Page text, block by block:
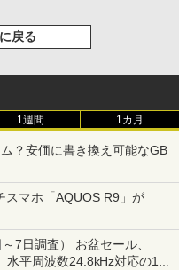
戻る
1週間 1カ月
？安価に書き換え可能なGB
スマホ「AQUOS R9」が
7日調査） お盆セール、
平周波数24.8kHz対応の17